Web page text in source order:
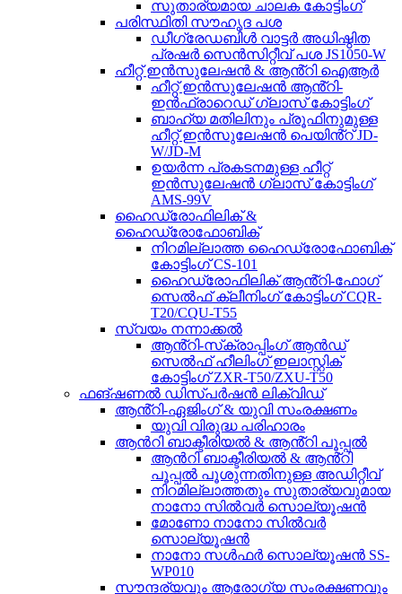
സുതാര്യമായ ചാലക കോട്ടിംഗ്
പരിസ്ഥിതി സൗഹൃദ പശ
ഡീഗ്രേഡബിൾ വാട്ടർ അധിഷ്ഠിത
പ്രഷർ സെൻസിറ്റീവ് പശ JS1050-W
ഹീറ്റ് ഇൻസുലേഷൻ & ആൻ്റി ഐആർ
ഹീറ്റ് ഇൻസുലേഷൻ ആൻ്റി-
ഇൻഫ്രാറെഡ് ഗ്ലാസ് കോട്ടിംഗ്
ബാഹ്യ മതിലിനും പ്രൂഫിനുമുള്ള
ഹീറ്റ് ഇൻസുലേഷൻ പെയിൻ്റ് JD-
W/JD-M
ഉയർന്ന പ്രകടനമുള്ള ഹീറ്റ്
ഇൻസുലേഷൻ ഗ്ലാസ് കോട്ടിംഗ്
AMS-99V
ഹൈഡ്രോഫിലിക് &
ഹൈഡ്രോഫോബിക്
നിറമില്ലാത്ത ഹൈഡ്രോഫോബിക്
കോട്ടിംഗ് CS-101
ഹൈഡ്രോഫിലിക് ആൻ്റി-ഫോഗ്
സെൽഫ് ക്ലീനിംഗ് കോട്ടിംഗ് CQR-
T20/CQU-T55
സ്വയം നന്നാക്കൽ
ആൻ്റി-സ്‌ക്രാപ്പിംഗ് ആൻഡ്
സെൽഫ് ഹീലിംഗ് ഇലാസ്റ്റിക്
കോട്ടിംഗ് ZXR-T50/ZXU-T50
ഫങ്ഷണൽ ഡിസ്പർഷൻ ലിക്വിഡ്
ആൻ്റി-ഏജിംഗ് & യുവി സംരക്ഷണം
യുവി വിരുദ്ധ പരിഹാരം
ആൻറി ബാക്ടീരിയൽ & ആൻ്റി പൂപ്പൽ
ആൻറി ബാക്ടീരിയൽ & ആൻ്റി
പൂപ്പൽ പൂശുന്നതിനുള്ള അഡിറ്റീവ്
നിറമില്ലാത്തതും സുതാര്യവുമായ
നാനോ സിൽവർ സൊല്യൂഷൻ
മോണോ നാനോ സിൽവർ
സൊല്യൂഷൻ
നാനോ സൾഫർ സൊല്യൂഷൻ SS-
WP010
സൗന്ദര്യവും ആരോഗ്യ സംരക്ഷണവും